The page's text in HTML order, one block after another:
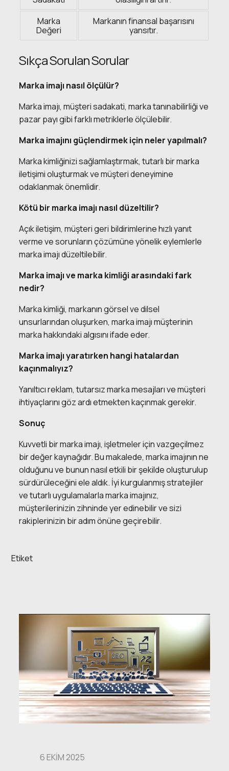
Marka
Değeri
Markanın finansal başarısını
yansıtır.
Sıkça Sorulan Sorular
Marka imajı nasıl ölçülür?
Marka imajı, müşteri sadakati, marka tanınabilirliği ve
pazar payı gibi farklı metriklerle ölçülebilir.
Marka imajını güçlendirmek için neler yapılmalı?
Marka kimliğinizi sağlamlaştırmak, tutarlı bir marka
iletişimi oluşturmak ve müşteri deneyimine
odaklanmak önemlidir.
Kötü bir marka imajı nasıl düzeltilir?
Açık iletişim, müşteri geri bildirimlerine hızlı yanıt
verme ve sorunların çözümüne yönelik eylemlerle
marka imajı düzeltilebilir.
Marka imajı ve marka kimliği arasındaki fark
nedir?
Marka kimliği, markanın görsel ve dilsel
unsurlarından oluşurken, marka imajı müşterinin
marka hakkındaki algısını ifade eder.
Marka imajı yaratırken hangi hatalardan
kaçınmalıyız?
Yanıltıcı reklam, tutarsız marka mesajları ve müşteri
ihtiyaçlarını göz ardı etmekten kaçınmak gerekir.
Sonuç
Kuvvetli birmarka imajı, işletmeler için vazgeçilmez
bir değer kaynağıdır. Bu makalede, marka imajının ne
olduğunu ve bunun nasıl etkili bir şekilde oluşturulup
sürdürüleceğini ele aldık. İyi kurgulanmış stratejiler
ve tutarlı uygulamalarla marka imajınız,
müşterilerinizin zihninde yer edinebilir ve sizi
rakiplerinizin bir adım önüne geçirebilir.
Etiket
6 EKIM 2025